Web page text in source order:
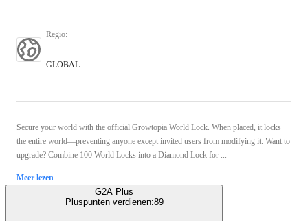
Regio:
GLOBAL
Secure your world with the official Growtopia World Lock. When placed, it locks
the entire world—preventing anyone except invited users from modifying it. Want to
upgrade? Combine 100 World Locks into a Diamond Lock for ...
Meer lezen
G2A Plus
Pluspunten verdienen:89